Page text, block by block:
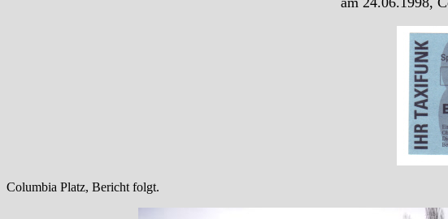
Columbia Platz, Bericht folgt.